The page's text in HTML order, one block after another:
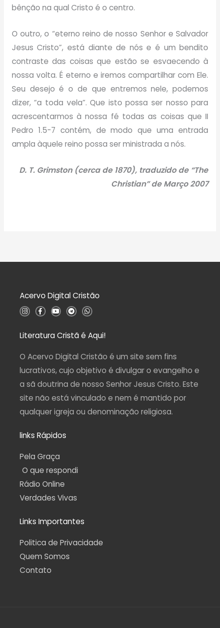
bênção na qual Cristo é o centro.
O outro, o “eterno reino de nosso Senhor e Salvador
Jesus Cristo”, está diante de nós e é um bendito
contraste das coisas que estão se esvaecendo à
nossa volta. É eterno e iremos compartilhar com Ele.
Seu desejo é o de que entremos nele, podemos
dizer, “a toda vela”. Que isto possa ser nosso para
acrescentarmos à nossa fé todas as coisas que II
Pedro 1.5-7 contém, de modo que uma entrada
ampla àquele reino possa ser ministrada a nós.
D. T. Grimston (cerca de 1870), traduzido de “The
Christian” de Março 2007
Acervo Digital Cristão
I
n
a
g
a
m
F
a
b
o
k
-
f
Y
o
u
b
T
e
g
r
m
W
h
s
a
p
Literatura Cristã é Aqui!
O Acervo Digital Cristão é um site sem fins
lucrativos, cujo objetivo é divulgar o evangelho e
a sã doutrina de nosso Senhor Jesus Cristo. Este
site não está vinculado e nem é mantido por
qualquer igreja ou denominação religiosa.
links Rápidos
Pela Graça
O que respondi
Rádio Online
Verdades Vivas
Links Importantes
Politica de Privacidade
Quem Somos
Contato